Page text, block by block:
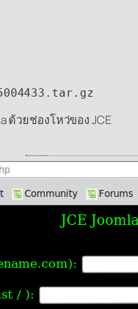
ด้วยช่องโหว่ของ JCE